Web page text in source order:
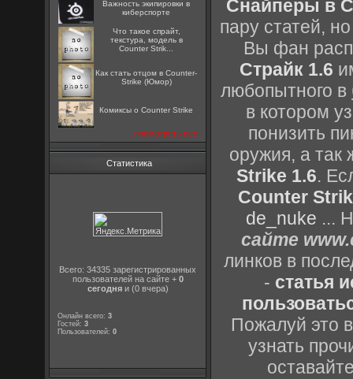
Важность экипировки в
киберспорте
Что такое спрайт,
текстура, модель в
Counter Strik...
Как стать отцом в Counter-
Strike (Юмор)
Комиксы о Counter Strike
посмотреть все
Статистика
Всего: 34335 зарегистрированных
пользователей на сайте + 0
сегодняи (0 вчера)
Онлайн всего:3
Гостей:3
Пользователей:0
Снайперы в
пару статей,
Вы фан
Страйк 1.6
любопытного в
в котором
понизить
оружия, а так
Strike 1.6.
Counter
de_nuke ...
сайте
линков в
- статья
Пожалуй это
узнать